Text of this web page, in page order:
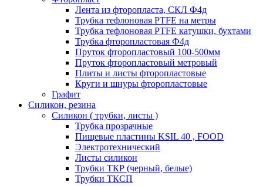
Лента из фторопласта, СКЛ Ф4д
Трубка тефлоновая PTFE на метры
Трубка тефлоновая PTFE катушки, бухтами
Трубка фторопластовая Ф4д
Пруток фторопластовый 100-500мм
Пруток фторопластовый метровый
Плиты и листы фторопластовые
Круги и шнуры фторопластовые
Графит
Силикон, резина
Силикон ( трубки, листы )
Трубка прозрачные
Пищевые пластины KSIL 40 , FOOD
Электротехнический
Листы силикон
Трубки ТКР (черный, белые)
Трубки ТКСП